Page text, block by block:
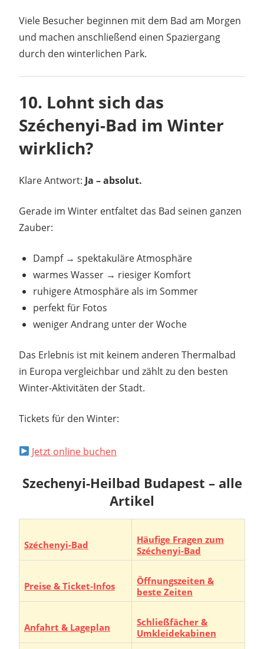
Viele Besucher beginnen mit dem Bad am Morgen
und machen anschließend einen Spaziergang
durch den winterlichen Park.
10. Lohnt sich das
Széchenyi-Bad im Winter
wirklich?
Klare Antwort: Ja – absolut.
Gerade im Winter entfaltet das Bad seinen ganzen
Zauber:
Dampf → spektakuläre Atmosphäre
warmes Wasser → riesiger Komfort
ruhigere Atmosphäre als im Sommer
perfekt für Fotos
weniger Andrang unter der Woche
Das Erlebnis ist mit keinem anderen Thermalbad
in Europa vergleichbar und zählt zu den besten
Winter-Aktivitäten der Stadt.
Tickets für den Winter:
Jetzt online buchen
Szechenyi-Heilbad Budapest – alle
Artikel
Széchenyi-Bad
Häufige Fragen zum
Széchenyi-Bad
Preise & Ticket-Infos
Öffnungszeiten &
beste Zeiten
Anfahrt & Lageplan
Schließfächer &
Umkleidekabinen